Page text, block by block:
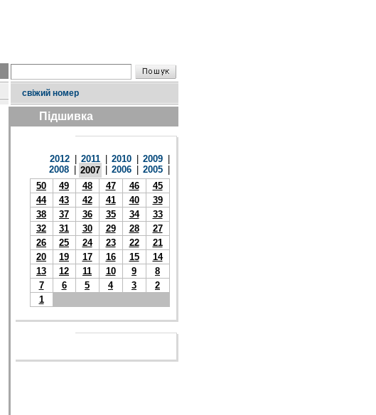
свіжий номер
Підшивка
2012 2011 2010 2009
2008
2007 2006 2005
50
49 48 47 46
45
44
43 42 41 40
39
38
37 36 35 34
33
32
31 30 29 28
27
26
25 24 23 22
21
20
19 17 16 15
14
13
12 11 10 9
8
7
6 5 4 3
2
1